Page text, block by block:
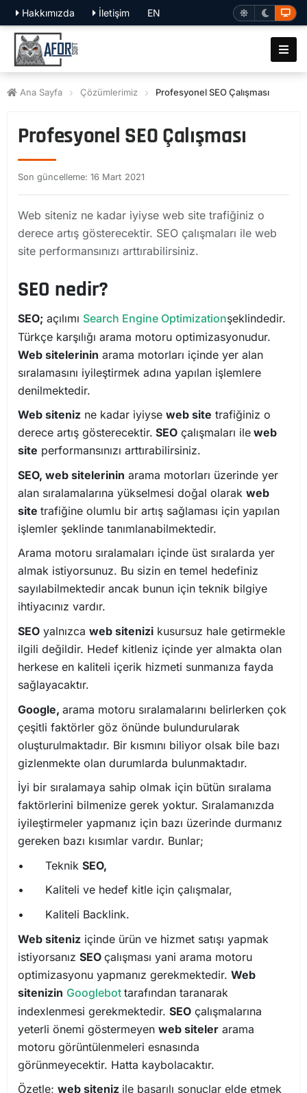
Hakkımızda İletişim EN
Ana Sayfa Çözümlerimiz Profesyonel SEO Çalışması
Profesyonel SEO Çalışması
Son güncelleme: 16 Mart 2021
Web siteniz ne kadar iyiyse web site trafiğiniz o
derece artış gösterecektir. SEO çalışmaları ile web
site performansınızı arttırabilirsiniz.
SEO nedir?
SEO; açılımı Search Engine Optimizationşeklindedir.
Türkçe karşılığı arama motoru optimizasyonudur.
Web sitelerinin arama motorları içinde yer alan
sıralamasını iyileştirmek adına yapılan işlemlere
denilmektedir.
Web siteniz ne kadar iyiyse web site trafiğiniz o
derece artış gösterecektir. SEO çalışmaları ile web
site performansınızı arttırabilirsiniz.
SEO, web sitelerinin arama motorları üzerinde yer
alan sıralamalarına yükselmesi doğal olarak web
site trafiğine olumlu bir artış sağlaması için yapılan
işlemler şeklinde tanımlanabilmektedir.
Arama motoru sıralamaları içinde üst sıralarda yer
almak istiyorsunuz. Bu sizin en temel hedefiniz
sayılabilmektedir ancak bunun için teknik bilgiye
ihtiyacınız vardır.
SEO yalnızca web sitenizi kusursuz hale getirmekle
ilgili değildir. Hedef kitleniz içinde yer almakta olan
herkese en kaliteli içerik hizmeti sunmanıza fayda
sağlayacaktır.
Google, arama motoru sıralamalarını belirlerken çok
çeşitli faktörler göz önünde bulundurularak
oluşturulmaktadır. Bir kısmını biliyor olsak bile bazı
gizlenmekte olan durumlarda bulunmaktadır.
İyi bir sıralamaya sahip olmak için bütün sıralama
faktörlerini bilmenize gerek yoktur. Sıralamanızda
iyileştirmeler yapmanız için bazı üzerinde durmanız
gereken bazı kısımlar vardır. Bunlar;
•
Teknik SEO,
•
Kaliteli ve hedef kitle için çalışmalar,
•
Kaliteli Backlink.
Web siteniz içinde ürün ve hizmet satışı yapmak
istiyorsanız SEO çalışması yani arama motoru
optimizasyonu yapmanız gerekmektedir. Web
sitenizin Googlebot tarafından taranarak
indexlenmesi gerekmektedir. SEO çalışmalarına
yeterli önemi göstermeyen web siteler arama
motoru görüntülenmeleri esnasında
görünmeyecektir. Hatta kaybolacaktır.
Özetle; web siteniz ile başarılı sonuçlar elde etmek